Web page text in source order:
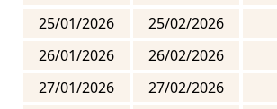
25/01/2026
25/02/2026
26/01/2026
26/02/2026
27/01/2026
27/02/2026